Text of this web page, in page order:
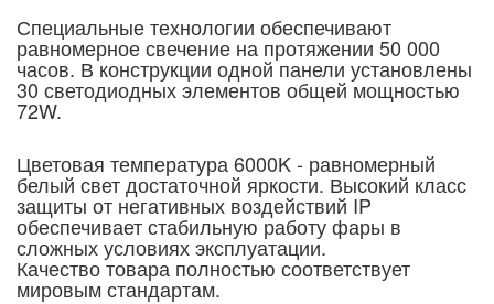
Специальные технологии обеспечивают
равномерноесвечение на протяжении 50 000
часов. В конструкции одной панели установлены
30 светодиодных элементов общей мощностью
72W.
Цветовая температура 6000K - равномерный
белый свет достаточной яркости. Высокий класс
защиты от негативных воздействий IP
обеспечивает стабильную работу фары в
сложных условиях эксплуатации.
Качество товара полностью соответствует
мировым стандартам.